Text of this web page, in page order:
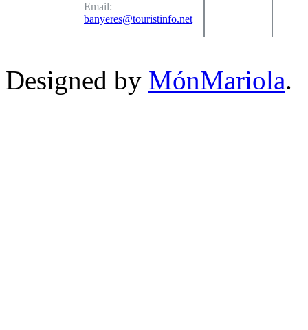
Email:
banyeres@touristinfo.net
Designed by MónMariola.